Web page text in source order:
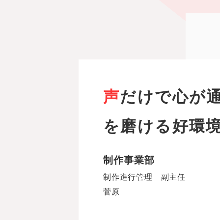
声だけで心が通う。スキル
を磨ける好環
制作事業部
制作進行管理 副主任
菅原